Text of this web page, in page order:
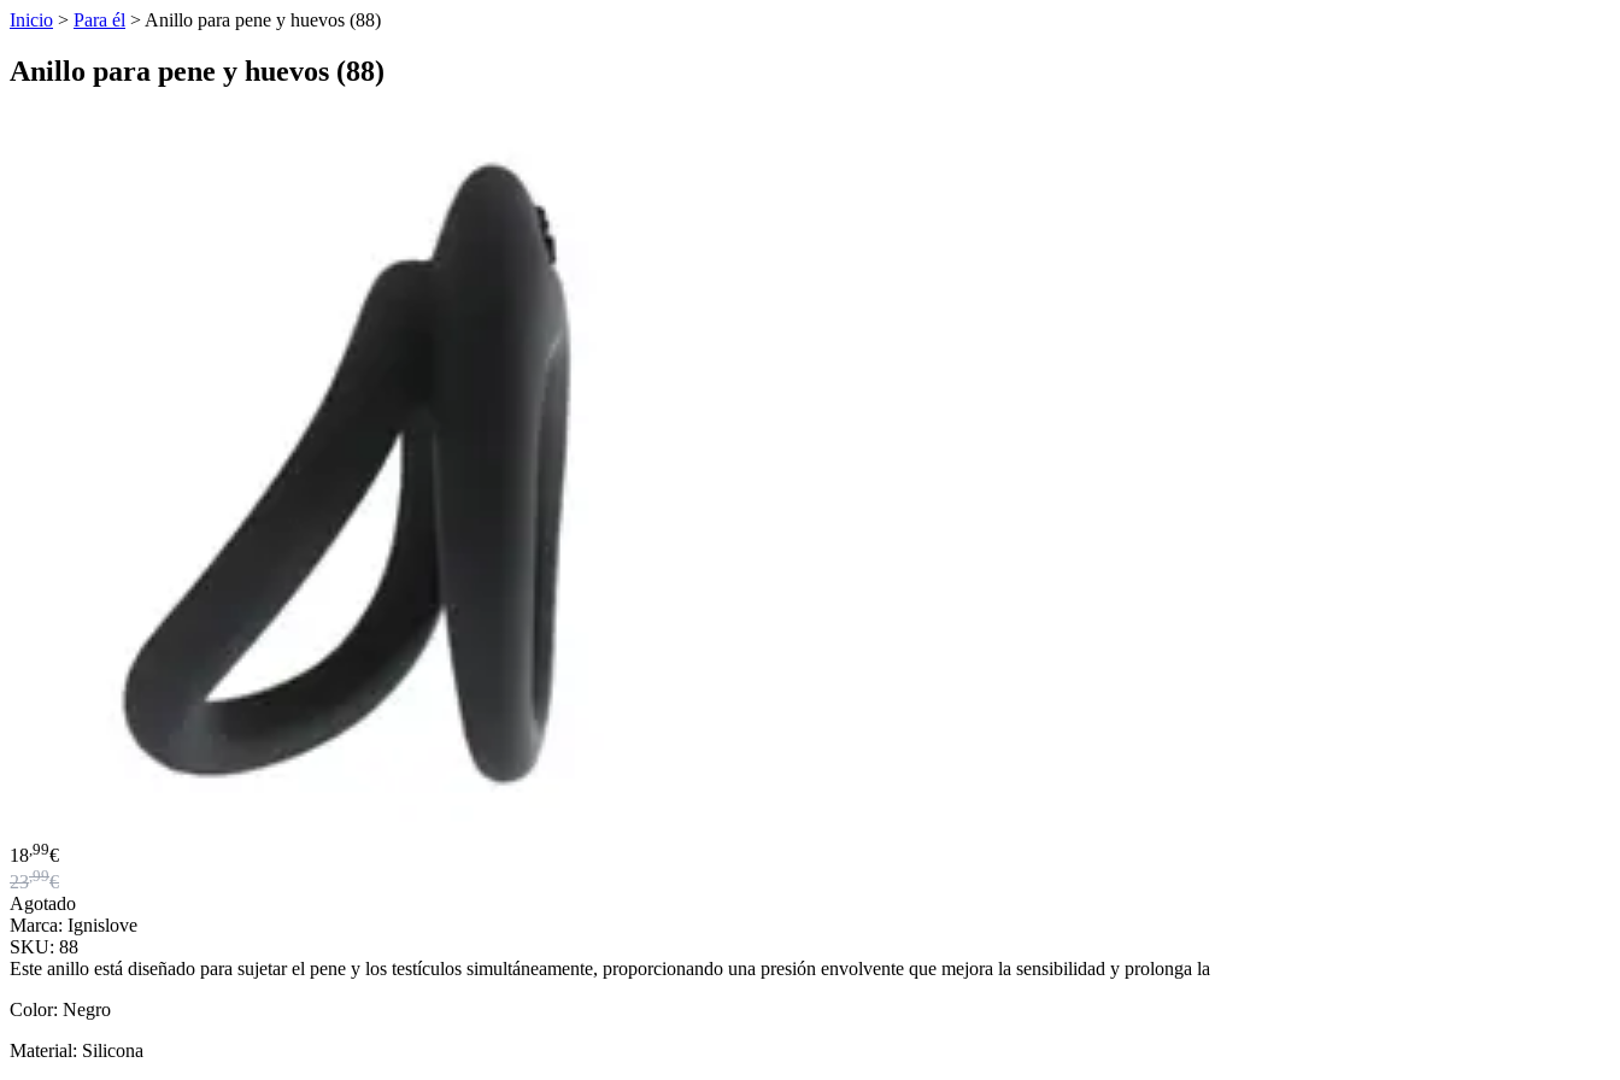
Inicio > Para él > Anillo para pene y huevos (88)
Anillo para pene y huevos (88)
18 ,99€
23,99€
Agotado
Marca: Ignislove
SKU: 88
Este anillo está diseñado para sujetar el pene y los testículos simultáneamente, proporcionando una presión envolvente que mejora la sensibilidad y prolonga la
Color: Negro
Material: Silicona